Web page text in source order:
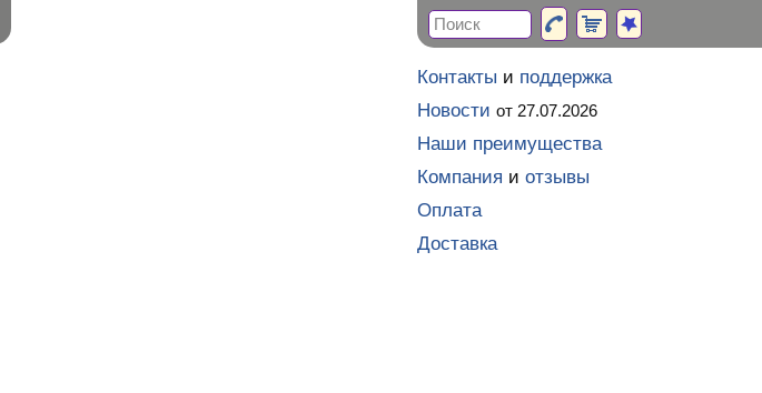
Контакты и поддержка
Новости от 27.07.2026
Наши преимущества
Компания и отзывы
Оплата
Доставка